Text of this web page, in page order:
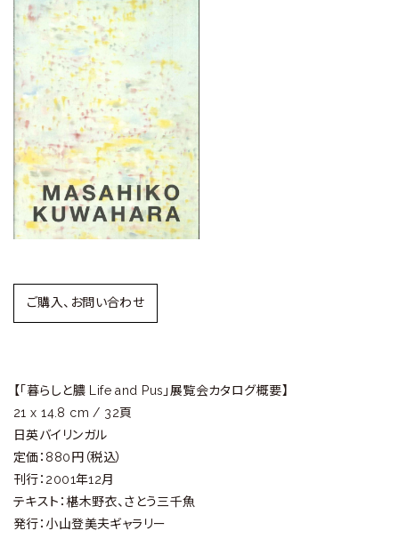
美
夫
ギ
ャ
ラ
リ
ー
ご購入、お問い合わせ
【「暮らしと膿 Life and Pus」展覧会カタログ概要】
21 x 14.8 cm / 32頁
日英バイリンガル
定価：880円（税込）
刊行：2001年12月
テキスト：椹木野衣、さとう三千魚
発行：小山登美夫ギャラリー